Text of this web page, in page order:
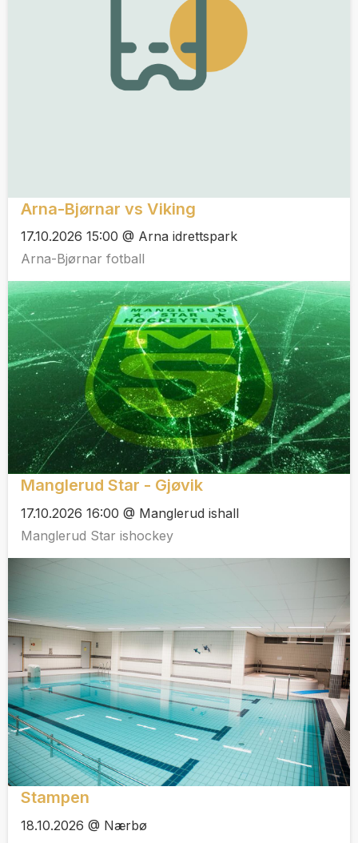
Arna-Bjørnar vs Viking
17.10.2026 15:00 @ Arna idrettspark
Arna-Bjørnar fotball
Manglerud Star - Gjøvik
17.10.2026 16:00 @ Manglerud ishall
Manglerud Star ishockey
Stampen
18.10.2026 @ Nærbø